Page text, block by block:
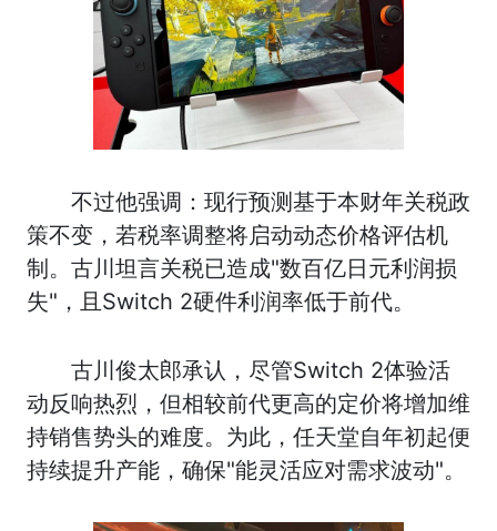
不过他强调：现行预测基于本财年关税政
策不变，若税率调整将启动动态价格评估机
制。古川坦言关税已造成"数百亿日元利润损
失"，且Switch 2硬件利润率低于前代。
古川俊太郎承认，尽管Switch 2体验活
动反响热烈，但相较前代更高的定价将增加维
持销售势头的难度。为此，任天堂自年初起便
持续提升产能，确保"能灵活应对需求波动"。